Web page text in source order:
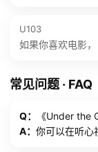
U103
如果你喜欢电影
常见问题 · FAQ
Q：
《Under the
A： 你可以在听心